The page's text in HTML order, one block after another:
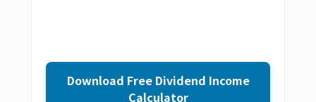
Download Free Dividend Income
Calculator